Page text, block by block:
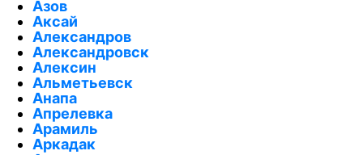
Азов
Аксай
Александров
Александровск
Алексин
Альметьевск
Анапа
Апрелевка
Арамиль
Аркадак